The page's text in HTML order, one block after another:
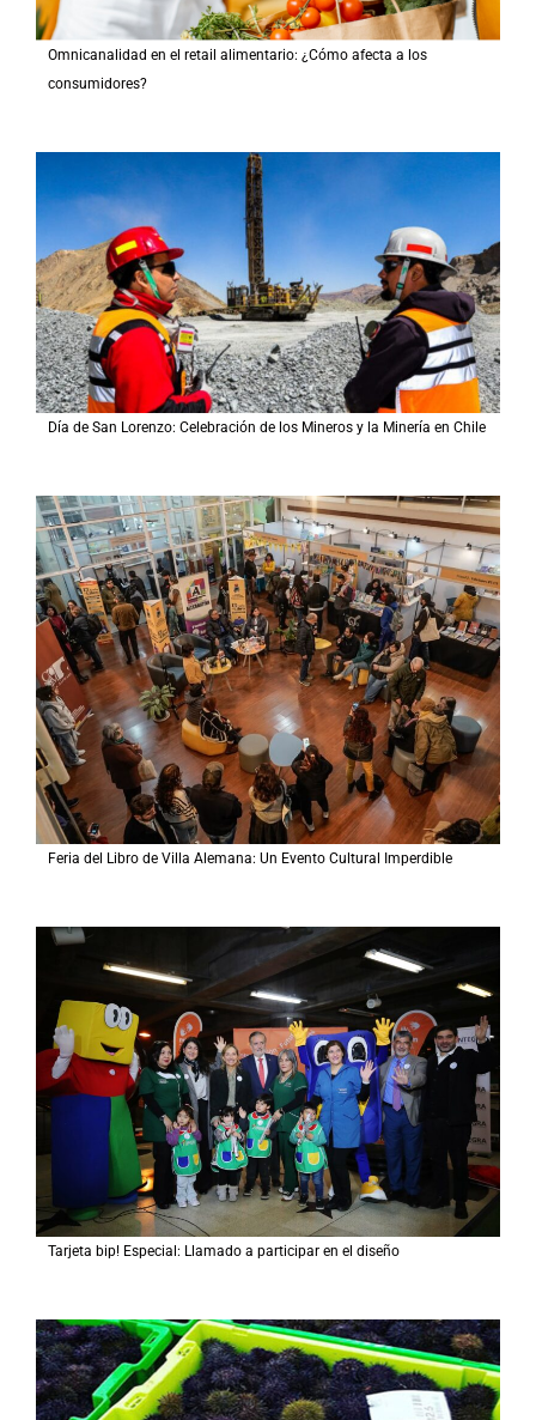
Omnicanalidad en el retail alimentario: ¿Cómo afecta a los
consumidores?
Día de San Lorenzo: Celebración de los Mineros y la Minería en Chile
Feria del Libro de Villa Alemana: Un Evento Cultural Imperdible
Tarjeta bip! Especial: Llamado a participar en el diseño